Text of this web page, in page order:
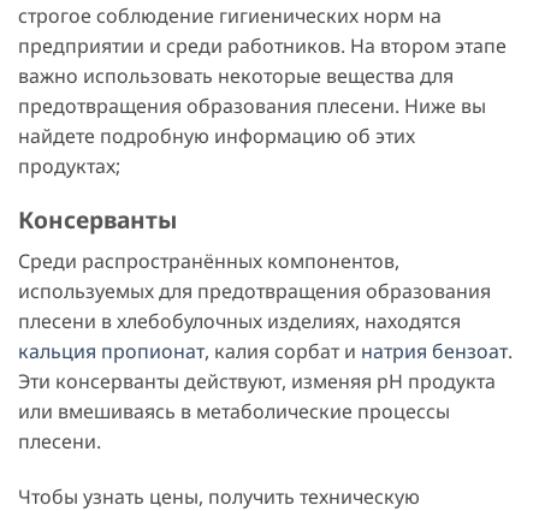
строгое соблюдение гигиенических норм на
предприятии и среди работников. На втором этапе
важно использовать некоторые вещества для
предотвращения образования плесени. Ниже вы
найдете подробную информацию об этих
продуктах;
Консерванты
Среди распространённых компонентов,
используемых для предотвращения образования
плесени в хлебобулочных изделиях, находятся
кальция пропионат, калия сорбат и натрия бензоат.
Эти консерванты действуют, изменяя pH продукта
или вмешиваясь в метаболические процессы
плесени.
Чтобы узнать цены, получить техническую